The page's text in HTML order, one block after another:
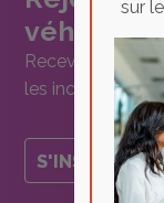
Recevez des
les incitatifs, les
S'INSCRIRE
sur